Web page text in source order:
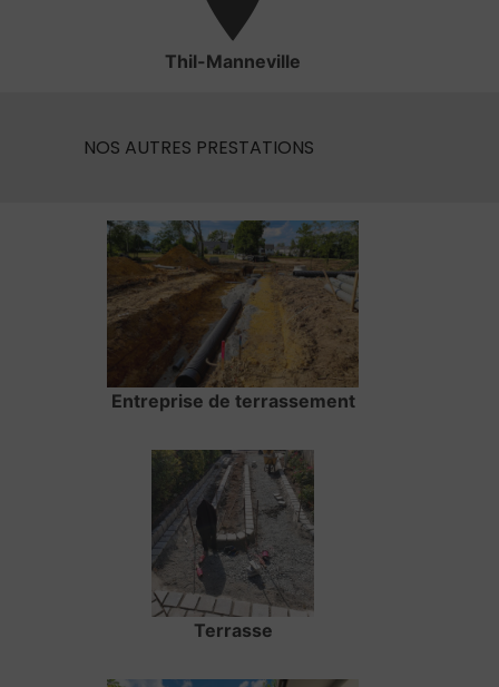
Thil-Manneville
NOS AUTRES PRESTATIONS
Entreprise de terrassement
Terrasse